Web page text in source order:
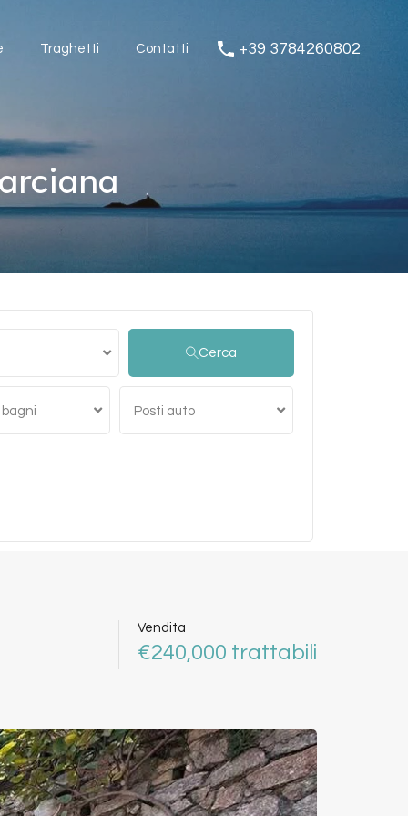
Contatti
Traghetti Contatti +39 3784260802
Cerca
Posti auto
Vendita
€240,000 trattabili